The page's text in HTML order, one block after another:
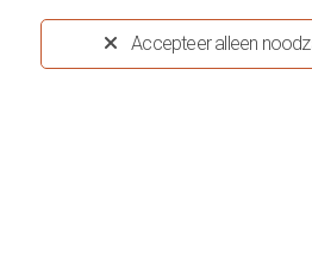
Accepteer alleen